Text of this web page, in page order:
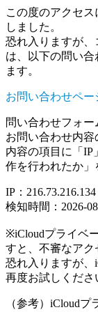
この度のアクセ
しました。
恐れ入りますが
は、以下の問い
ます。
お問い合わせペ
問い合わせフォ
お問い合わせ内
内容の項目に「
作を行われたか」
IP：216.73.216.134
検知時間：2026-
※iCloudプライベ
すと、不審なアク
恐れ入りますが、
再度お試しくださ
（参考）iCloud